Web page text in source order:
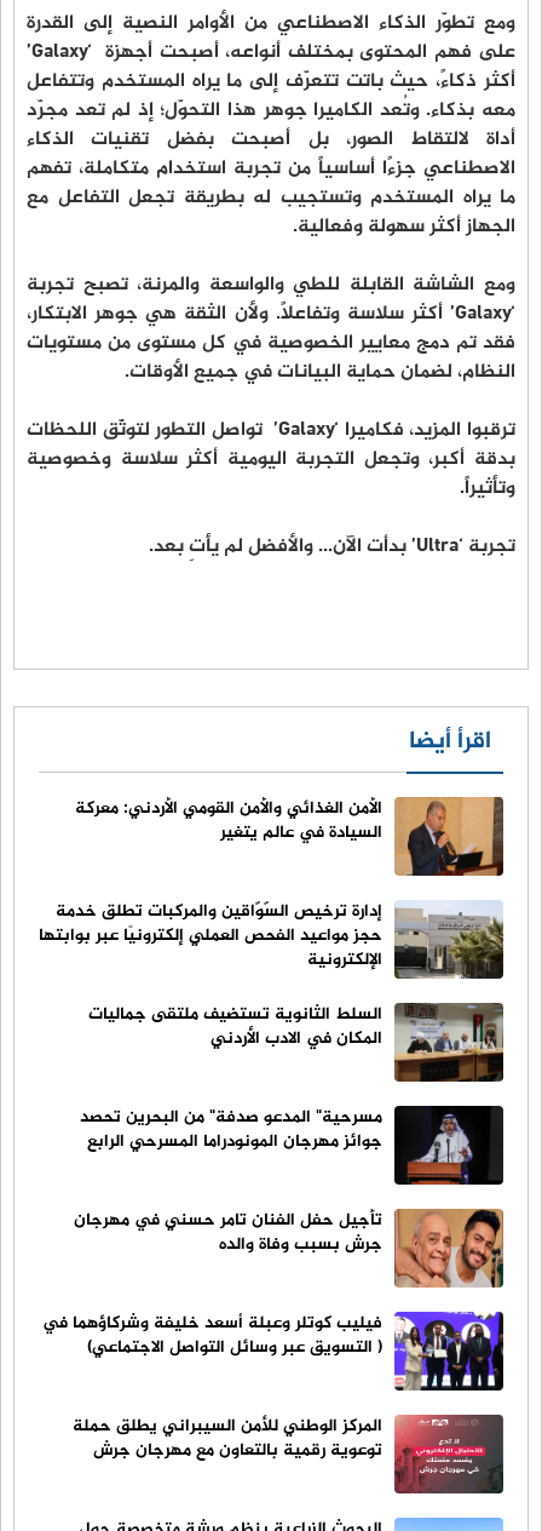
ومع تطوّر الذكاء الاصطناعي من الأوامر النصية إلى القدرة
على فهم المحتوى بمختلف أنواعه، أصبحت أجهزة ‘Galaxy’
أكثر ذكاءً، حيث باتت تتعرّف إلى ما يراه المستخدم وتتفاعل
معه بذكاء. وتُعد الكاميرا جوهر هذا التحوّل؛ إذ لم تعد مجرّد
أداة لالتقاط الصور، بل أصبحت بفضل تقنيات الذكاء
الاصطناعي جزءًا أساسياً من تجربة استخدام متكاملة، تفهم
ما يراه المستخدم وتستجيب له بطريقة تجعل التفاعل مع
الجهاز أكثر سهولة وفعالية.
ومع الشاشة القابلة للطي والواسعة والمرنة، تصبح تجربة
‘Galaxy’ أكثر سلاسة وتفاعلاً. ولأن الثقة هي جوهر الابتكار،
فقد تم دمج معايير الخصوصية في كل مستوى من مستويات
النظام، لضمان حماية البيانات في جميع الأوقات.
ترقبوا المزيد، فكاميرا ‘Galaxy’ تواصل التطور لتوثّق اللحظات
بدقة أكبر، وتجعل التجربة اليومية أكثر سلاسة وخصوصية
وتأثيراً.
تجربة ‘Ultra’ بدأت الآن... والأفضل لم يأتِ بعد.
اقرأ أيضا
الأمن الغذائي والأمن القومي الأردني: معركة
السيادة في عالم يتغير
إدارة ترخيص السّوّاقين والمركبات تطلق خدمة
حجز مواعيد الفحص العملي إلكترونيًا عبر بوابتها
الإلكترونية
السلط الثانوية تستضيف ملتقى جماليات
المكان في الادب الأردني
مسرحية" المدعو صدفة" من البحرين تحصد
جوائز مهرجان المونودراما المسرحي الرابع
تأجيل حفل الفنان تامر حسني في مهرجان
جرش بسبب وفاة والده
فيليب كوتلر وعبلة أسعد خليفة وشركاؤهما في
( التسويق عبر وسائل التواصل الاجتماعي)
المركز الوطني للأمن السيبراني يطلق حملة
توعوية رقمية بالتعاون مع مهرجان جرش